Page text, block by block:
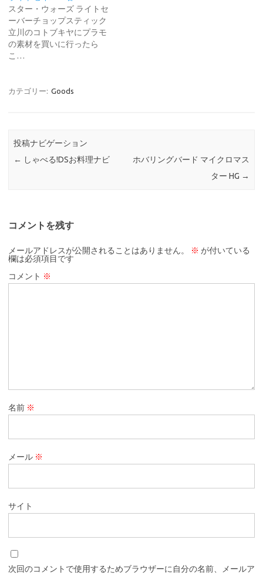
スター・ウォーズ ライトセ
ーバーチョップスティック
立川のコトブキヤにプラモ
の素材を買いに行ったら
こ…
カテゴリー: Goods
投稿ナビゲーション
← しゃべる!DSお料理ナビ
ホバリングバード マイクロマス
ター HG →
コメントを残す
メールアドレスが公開されることはありません。 ※ が付いている
欄は必須項目です
コメント ※
名前 ※
メール ※
サイト
次回のコメントで使用するためブラウザーに自分の名前、メールア